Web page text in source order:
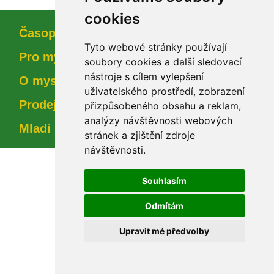
cookie
Tyto webové stránky používají
oubory cookies a další sledovací
nástroje s cílem vylepšení
uživatelského prostředí, zobrazení
přizpůsobeného obsahu a reklam,
analýzy návštěvnosti webových
tránek a zjištění zdroje
návštěvnosti.
Souhlasím
Odmítám
Upravit mé předvolby
Časopi
Pro myslivce
O myslivosti
Prodejna
Mladí myslivci